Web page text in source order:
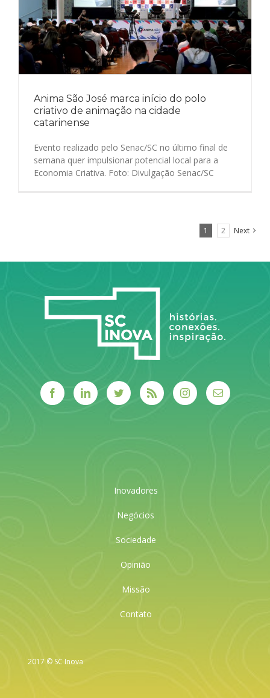
Anima São José marca início do polo
criativo de animação na cidade
catarinense
Evento realizado pelo Senac/SC no último final de
semana quer impulsionar potencial local para a
Economia Criativa. Foto: Divulgação Senac/SC
1 2 Next
Inovadores
Negócios
Sociedade
Opinião
Missão
Contato
2017 © SC Inova